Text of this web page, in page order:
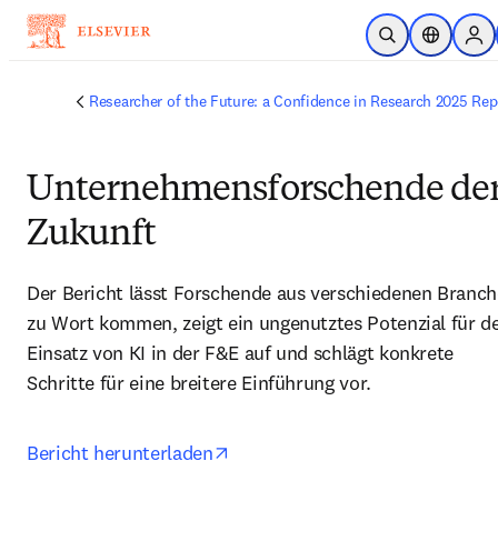
Zum Hauptinhalt wechseln
Suche öffnen
Researcher of the Future: a Confidence in Research 2025
Unternehmensforschende
Zukunft
Der Bericht lässt Forschende aus verschiedenen
zu Wort kommen, zeigt ein ungenutztes Potenzial für
Einsatz von KI in der F&E auf und schlägt konkrete
Schritte für eine breitere Einführung vor.
Bericht herunterladen